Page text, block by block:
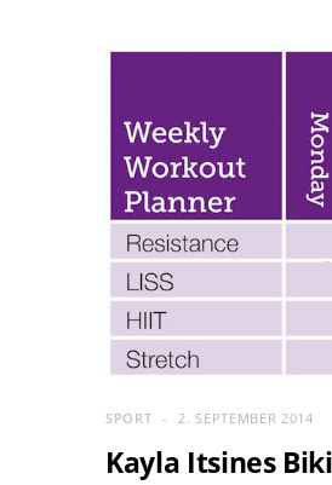
SPORT 2. SEPTEMBER 2014
Kayla Itsines